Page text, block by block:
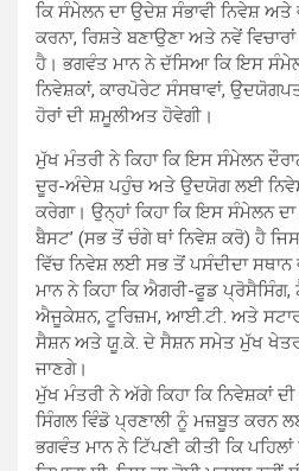
ਕਿ ਸੰਮੇਲਨ ਦਾ ਉਦੇਸ਼ ਸੰਭਾਵੀ ਨਿਵੇਸ਼
ਕਰਨਾ, ਰਿਸ਼ਤੇ ਬਣਾਉਣਾ ਅਤੇ ਨਵੇਂ
ਹੈ। ਭਗਵੰਤ ਮਾਨ ਨੇ ਦੱਸਿਆ ਕਿ ਇਸ
ਨਿਵੇਸ਼ਕਾਂ, ਕਾਰਪੋਰੇਟ ਸੰਸਥਾਵਾਂ,
ਹੋਰਾਂ ਦੀ ਸ਼ਮੂਲੀਅਤ ਹੋਵੇਗੀ।
ਮੁੱਖ ਮੰਤਰੀ ਨੇ ਕਿਹਾ ਕਿ ਇਸ ਸੰਮੇਲਨ
ਦੂਰ-ਅੰਦੇਸ਼ ਪਹੁੰਚ ਅਤੇ ਉਦਯੋਗ ਲਈ
ਕਰੇਗਾ। ਉਨ੍ਹਾਂ ਕਿਹਾ ਕਿ ਇਸ ਸੰਮੇਲਨ
ਬੈਸਟ’ (ਸਭ ਤੋਂ ਚੰਗੇ ਥਾਂ ਨਿਵੇਸ਼ ਕਰੋ) ਹੈ
ਵਿੱਚ ਨਿਵੇਸ਼ ਲਈ ਸਭ ਤੋਂ ਪਸੰਦੀਦਾ
ਮਾਨ ਨੇ ਕਿਹਾ ਕਿ ਐਗਰੀ-ਫੂਡ
ਐਜੂਕੇਸ਼ਨ, ਟੂਰਿਜ਼ਮ, ਆਈ.ਟੀ. ਅਤੇ
ਸੈਸ਼ਨ ਅਤੇ ਯੂ.ਕੇ. ਦੇ ਸੈਸ਼ਨ ਸਮੇਤ ਮੁੱਖ
ਜਾਣਗੇ।
ਮੁੱਖ ਮੰਤਰੀ ਨੇ ਅੱਗੇ ਕਿਹਾ ਕਿ ਨਿਵੇਸ਼ਕਾਂ
ਸਿੰਗਲ ਵਿੰਡੋ ਪ੍ਰਣਾਲੀ ਨੂੰ ਮਜ਼ਬੂਤ ਕਰਨ
ਭਗਵੰਤ ਮਾਨ ਨੇ ਟਿੱਪਣੀ ਕੀਤੀ ਕਿ